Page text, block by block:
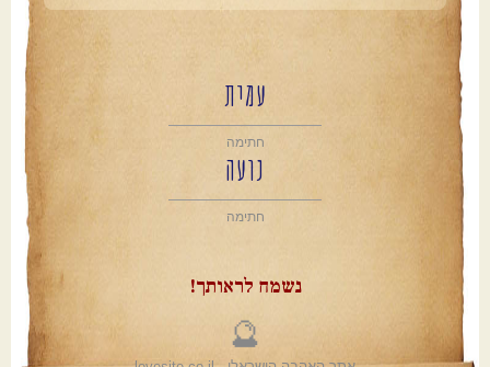
עמית
חתימה
נועה
חתימה
נשמח לראותך!
🔮